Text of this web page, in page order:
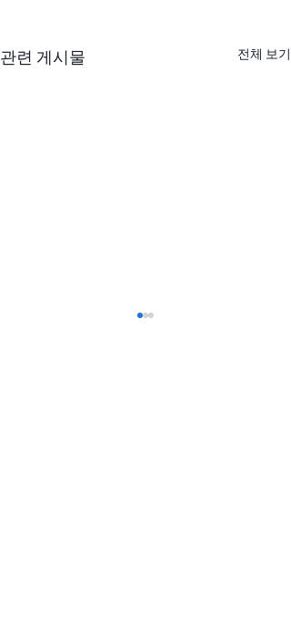
관련 게시물 전체 보기